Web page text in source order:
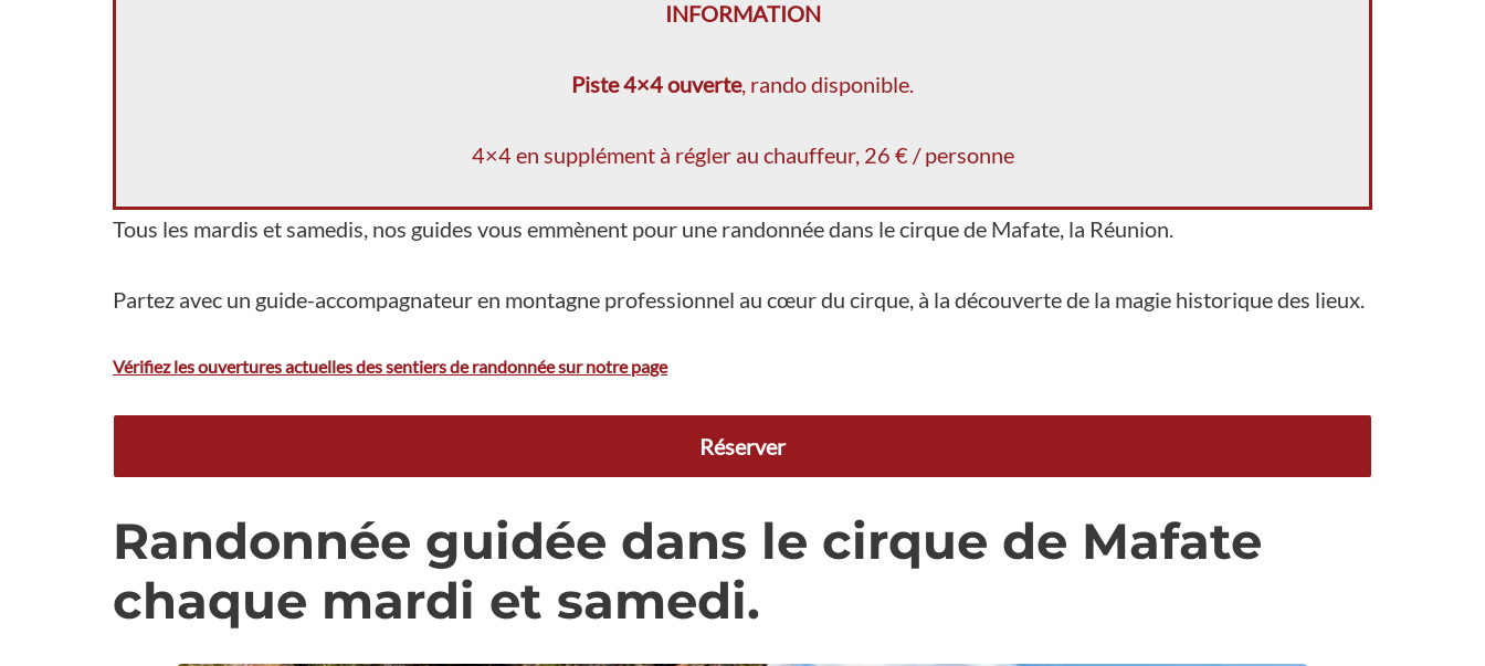
INFORMATION
Piste 4×4 ouverte, rando disponible.
4×4 en supplément à régler au chauffeur, 26 € / personne
Tous les mardis et samedis, nos guides vous emmènent pour une randonnée dans le cirque de Mafate, la Réunion.
Partez avec un guide-accompagnateur en montagne professionnel au cœur du cirque, à la découverte de la magie historique des lieux.
Vérifiez les ouvertures actuelles des sentiers de randonnée sur notre page
Réserver
Randonnée guidée dans le cirque de Mafate
chaque mardi et samedi.